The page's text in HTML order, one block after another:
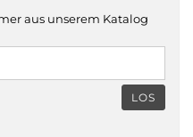
aus unserem Katalog
LOS